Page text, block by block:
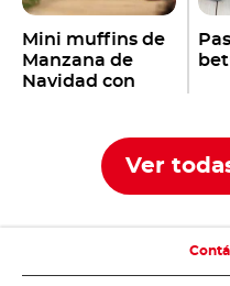
Mini muffins de
Manzana de
Navidad con
Ver